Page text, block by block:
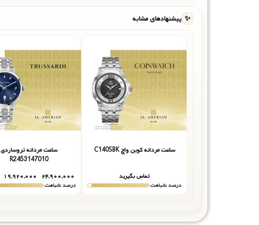
✨ پیشنهادهای مشابه
ساعت مردانه کوین واچ C140SBK
تماس بگیرید
درصد شباهت:
ساعت مردانه تروساردی
R2453147010
۲۴,۹۰۰,۰۰۰ ۱۹,۹۲۰,۰۰۰
درصد شباهت: